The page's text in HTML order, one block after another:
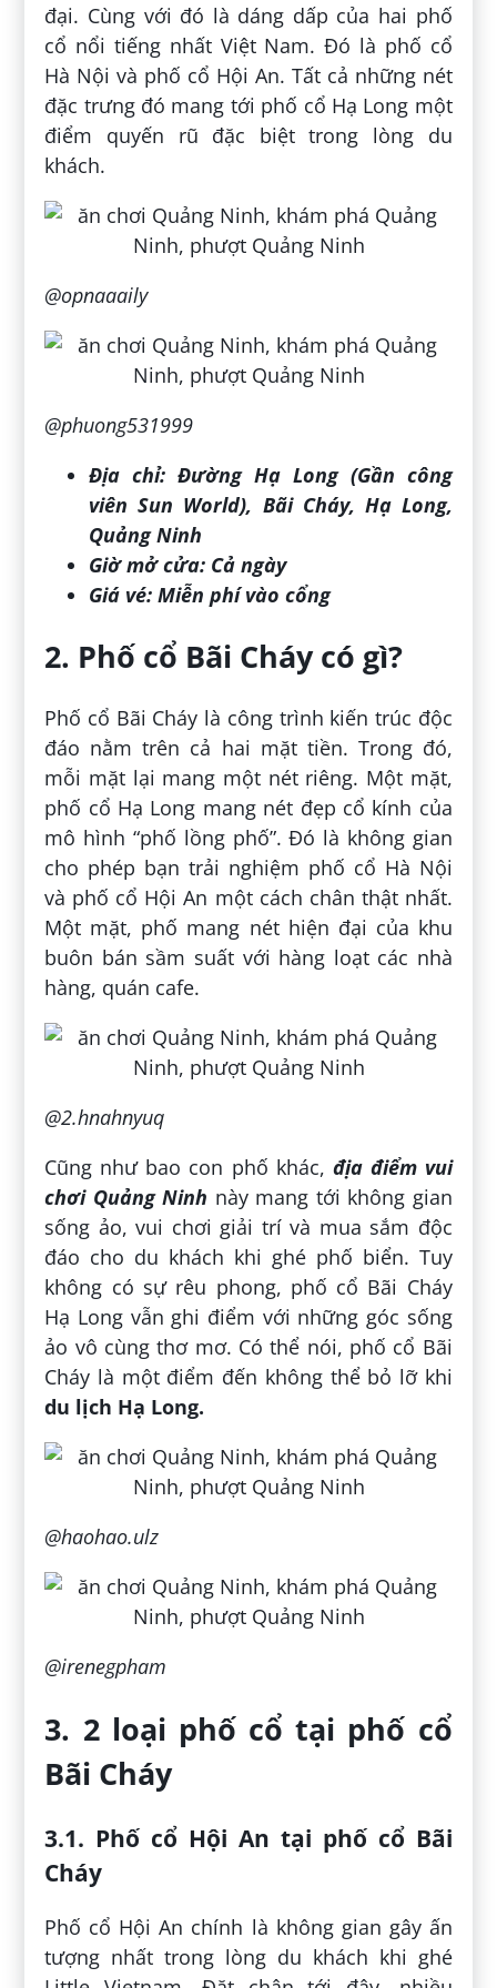
đại. Cùng với đó là dáng dấp của hai phố
cổ nổi tiếng nhất Việt Nam. Đó là phố cổ
Hà Nội và phố cổ Hội An. Tất cả những nét
đặc trưng đó mang tới phố cổ Hạ Long một
điểm quyến rũ đặc biệt trong lòng du
khách.
@opnaaaily
@phuong531999
Địa chỉ:Đường Hạ Long (Gần công
viên Sun World), Bãi Cháy, Hạ Long,
Quảng Ninh
Giờ mở cửa: Cả ngày
Giá vé: Miễn phí vào cổng
2. Phố cổ Bãi Cháy có gì?
Phố cổ Bãi Cháy là công trình kiến trúc độc
đáo nằm trên cả hai mặt tiền. Trong đó,
mỗi mặt lại mang một nét riêng. Một mặt,
phố cổ Hạ Long mang nét đẹp cổ kính của
mô hình “phố lồng phố”. Đó là không gian
cho phép bạn trải nghiệm phố cổ Hà Nội
và phố cổ Hội An một cách chân thật nhất.
Một mặt, phố mang nét hiện đại của khu
buôn bán sầm suất với hàng loạt các nhà
hàng, quán cafe.
@2.hnahnyuq
Cũng như bao con phố khác, địa điểm vui
chơi Quảng Ninh này mang tới không gian
sống ảo, vui chơi giải trí và mua sắm độc
đáo cho du khách khi ghé phố biển. Tuy
không có sự rêu phong, phố cổ Bãi Cháy
Hạ Long vẫn ghi điểm với những góc sống
ảo vô cùng thơ mơ. Có thể nói, phố cổ Bãi
Cháy là một điểm đến không thể bỏ lỡ khi
du lịch Hạ Long.
@haohao.ulz
@irenegpham
3. 2 loại phố cổ tại phố cổ
Bãi Cháy
3.1. Phố cổ Hội An tại phố cổ Bãi
Cháy
Phố cổ Hội An chính là không gian gây ấn
tượng nhất trong lòng du khách khi ghé